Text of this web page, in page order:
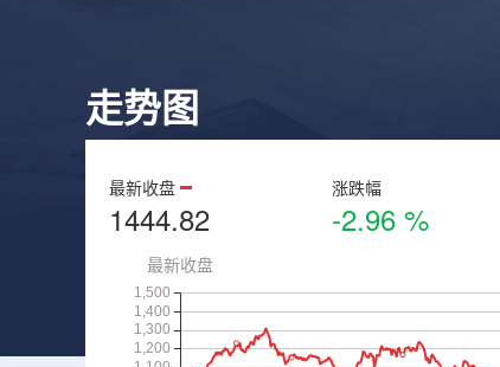
走势图
最新收盘
1444.82
涨跌幅
-2.96 %